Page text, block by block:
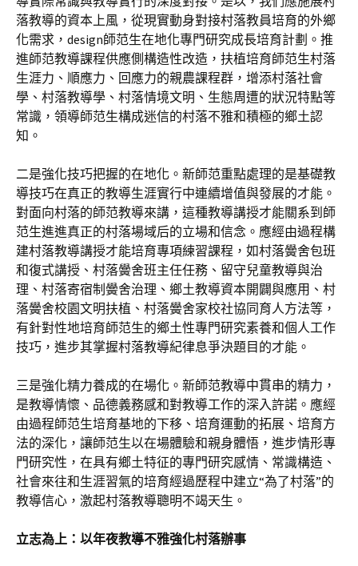
落教導的資本上風，從現實動身對接村落教員培育的外鄉
化需求，design師范生在地化專門研究成長培育計劃。推
進師范教導課程供應側構造性改造，扶植培育師范生村落
生涯力、順應力、回應力的親農課程群，增添村落社會
學、村落教導學、村落情境文明、生態周遭的狀況特點等
常識，領導師范生構成迷信的村落不雅和積極的鄉土認
知。
二是強化技巧把握的在地化。新師范重點處理的是基礎教
導技巧在真正的教導生涯實行中連續增值與發展的才能。
對面向村落的師范教導來講，這種教導講授才能關系到師
范生進進真正的村落場域后的立場和信念。應經由過程構
建村落教導講授才能培育專項練習課程，如村落黌舍包班
和復式講授、村落黌舍班主任任務、留守兒童教導與治
理、村落寄宿制黌舍治理、鄉土教導資本開闢與應用、村
落黌舍校園文明扶植、村落黌舍家校社協同育人方法等，
有針對性地培育師范生的鄉土性專門研究素養和個人工作
技巧，進步其掌握村落教導紀律息爭決題目的才能。
三是強化精力養成的在場化。新師范教導中貫串的精力，
是教導情懷、品德義務感和對教導工作的深入許諾。應經
由過程師范生培育基地的下移、培育運動的拓展、培育方
法的深化，讓師范生以在場體驗和親身體悟，進步情形專
門研究性，在具有鄉土特征的專門研究感情、常識構造、
社會來往和生涯習氣的培育經過歷程中建立“為了村落”的
教導信心，激起村落教導聰明不竭天生。
立志為上：以年夜教導不雅強化村落辦事